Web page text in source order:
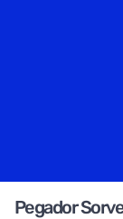
Pegador